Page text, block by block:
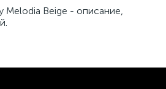
Melodia Beige - описание,